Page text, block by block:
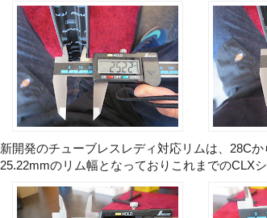
新開発のチューブレスレディ対応リムは、28C
25.22mmのリム幅となっておりこれまでのCLX